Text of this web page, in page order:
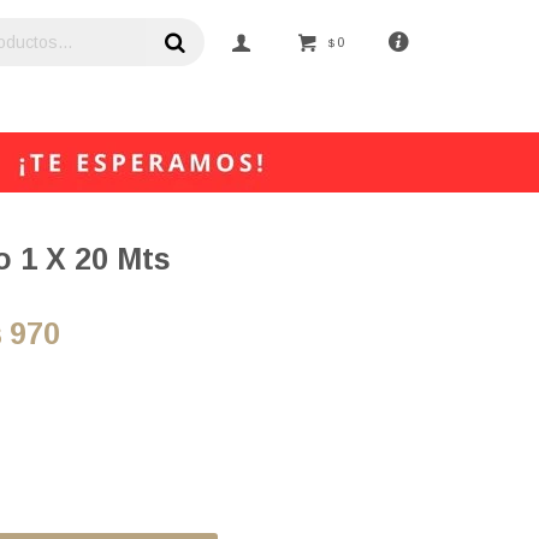
$ 0
1 X 20 Mts
970